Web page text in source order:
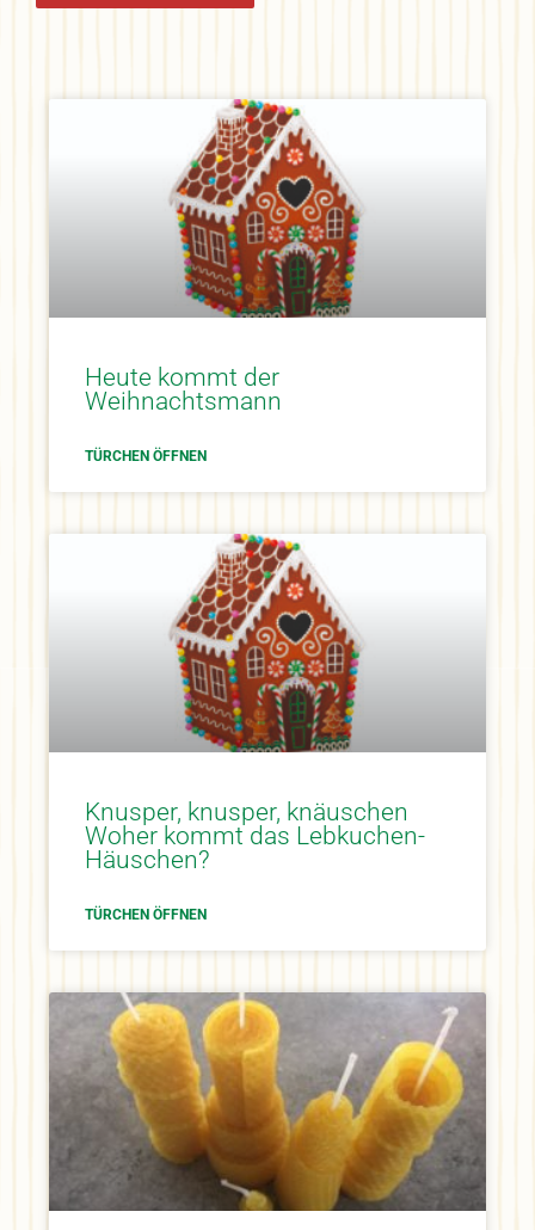
Heute kommt der
Weihnachtsmann
TÜRCHEN ÖFFNEN
Knusper, knusper, knäuschen
Woher kommt das Lebkuchen-
Häuschen?
TÜRCHEN ÖFFNEN